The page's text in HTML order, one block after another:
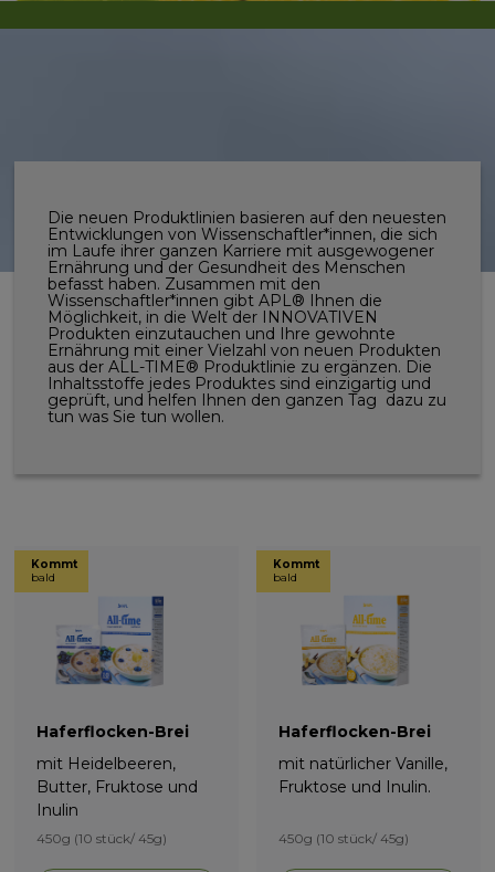
Die neuen Produktlinien basieren auf den neuesten
Entwicklungen von Wissenschaftler*innen, die sich
im Laufe ihrer ganzen Karriere mit ausgewogener
Ernährung und der Gesundheit des Menschen
befasst haben. Zusammen mit den
Wissenschaftler*innen gibt APL® Ihnen die
Möglichkeit, in die Welt der INNOVATIVEN
Produkten einzutauchen und Ihre gewohnte
Ernährung mit einer Vielzahl von neuen Produkten
aus der ALL-TIME® Produktlinie zu ergänzen. Die
Inhaltsstoffe jedes Produktes sind einzigartig und
geprüft, und helfen Ihnen den ganzen Tag dazu zu
tun was Sie tun wollen.
Kommt
bald
Haferflocken-Brei
mit Heidelbeeren,
Butter, Fruktose und
Inulin
450g (10 stück/ 45g)
Kommt
bald
Haferflocken-Brei
mit natürlicher Vanille,
Fruktose und Inulin.
450g (10 stück/ 45g)